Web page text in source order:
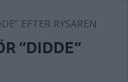
”DIDDE”